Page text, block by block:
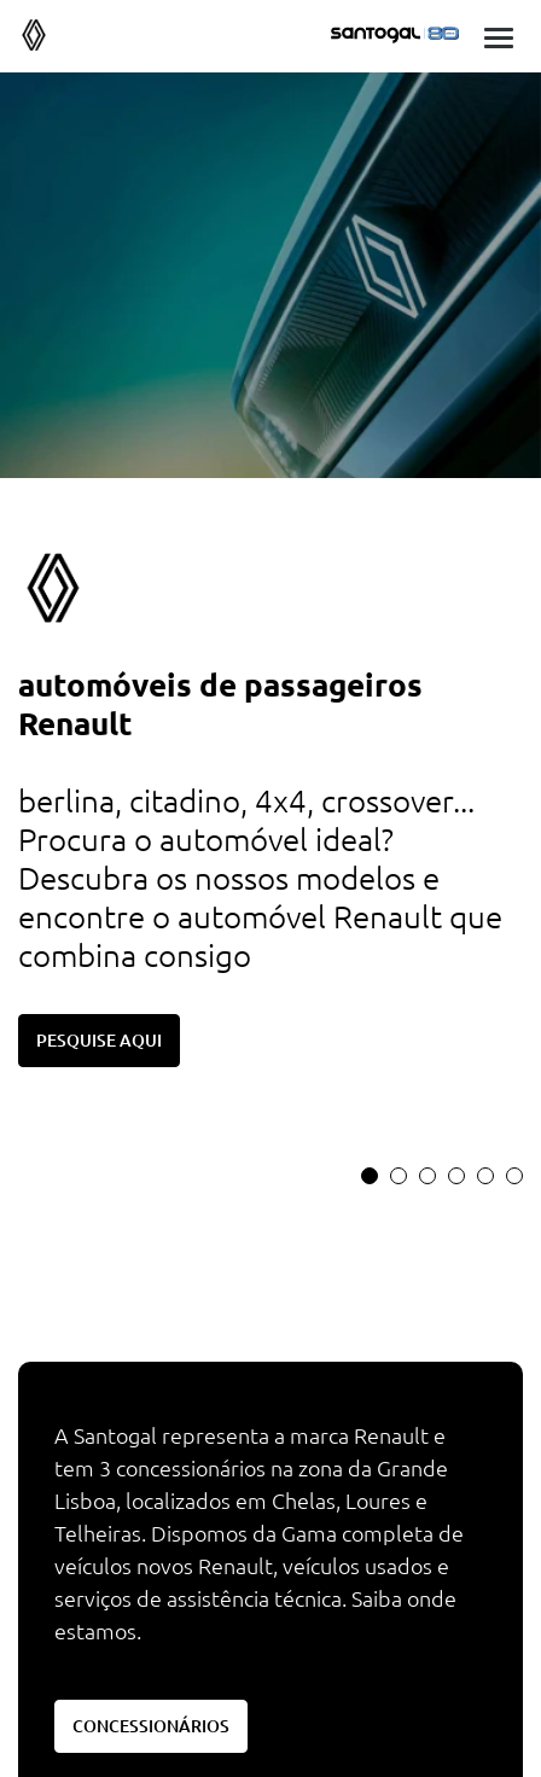
automóveis de passageiros
Renault
berlina, citadino, 4x4, crossover...
Procura o automóvel ideal?
Descubra os nossos modelos e
encontre o automóvel Renault que
combina consigo
PESQUISE AQUI
A Santogal representa a marca Renault e
tem 3 concessionários na zona da Grande
Lisboa, localizados em Chelas, Loures e
Telheiras. Dispomos da Gama completa de
veículos novos Renault, veículos usados e
serviços de assistência técnica. Saiba onde
estamos.
CONCESSIONÁRIOS